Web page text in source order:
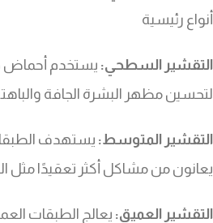
أنواع رئيسية
التقشير السطحي: يستخدم أحماض
لتحسين مظهر البشرة الجافة
التقشير المتوسط: يستهدف
يعانون من مشاكل أكثر تعقيدًا مثل
التقشير العميق: يعالج الطبقات